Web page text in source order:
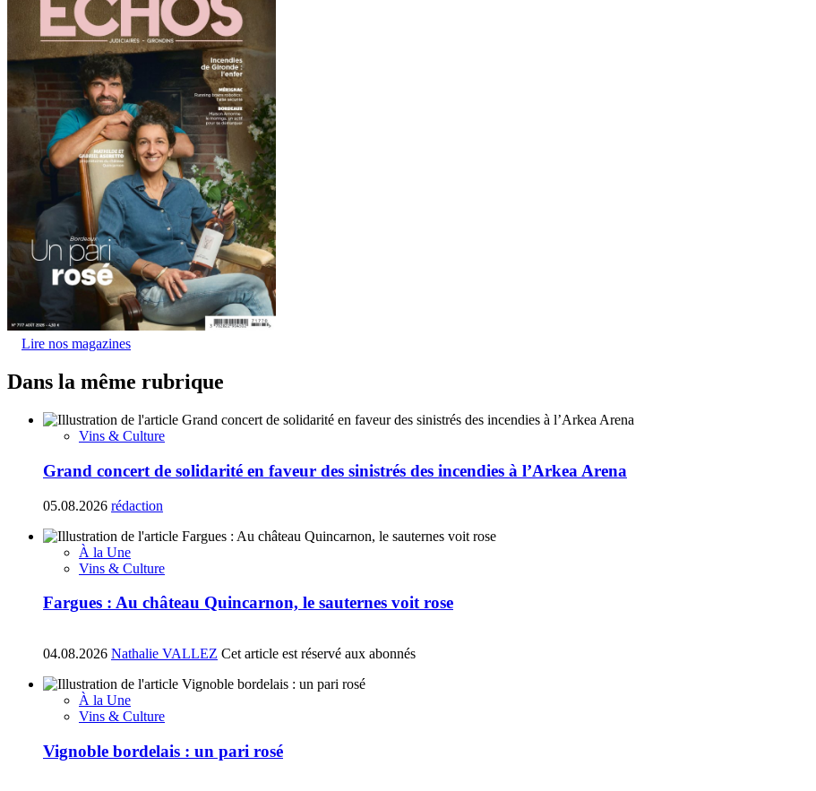
Lire nos magazines
Dans la même rubrique
Vins & Culture
Grand concert de solidarité en faveur des sinistrés des incendies à l’Arkea Arena
05.08.2026 rédaction
À la Une
Vins & Culture
Fargues : Au château Quincarnon, le sauternes voit rose
04.08.2026 Nathalie VALLEZ Cet article est réservé aux abonnés
À la Une
Vins & Culture
Vignoble bordelais : un pari rosé